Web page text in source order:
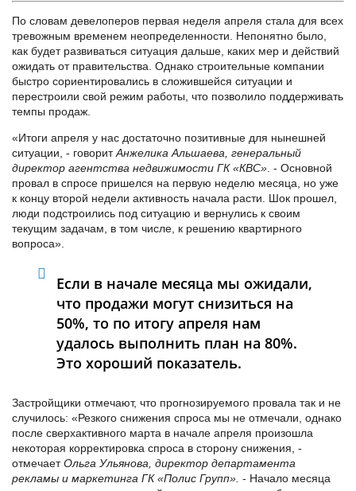
По словам девелоперов первая неделя апреля стала для всех
тревожным временем неопределенности. Непонятно было,
как будет развиваться ситуация дальше, каких мер и действий
ожидать от правительства. Однако строительные компании
быстро сориентировались в сложившейся ситуации и
перестроили свой режим работы, что позволило поддерживать
темпы продаж.
«Итоги апреля у нас достаточно позитивные для нынешней
ситуации, - говоритАнжелика Альшаева, генеральный
директор агентства недвижимости ГК «КВС» . - Основной
провал в спросе пришелся на первую неделю месяца, но уже
к концу второй недели активность начала расти. Шок прошел,
люди подстроились под ситуацию и вернулись к своим
текущим задачам, в том числе, к решению квартирного
вопроса».
Если в начале месяца мы ожидали,
что продажи могут снизиться на
50%, то по итогу апреля нам
удалось выполнить план на 80%.
Это хороший показатель.
Застройщики отмечают, что прогнозируемого провала так и не
случилось: «Резкого снижения спроса мы не отмечали, однако
после сверхактивного марта в начале апреля произошла
некоторая корректировка спроса в сторону снижения, -
отмечаетОльга Ульянова, директор департамента
рекламы и маркетинга ГК «Полис Групп». - Начало месяца